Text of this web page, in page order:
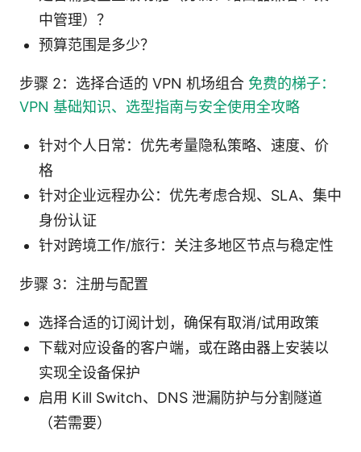
中管理）？
预算范围是多少？
步骤 2：选择合适的 VPN 机场组合 免费的梯子：
VPN 基础知识、选型指南与安全使用全攻略
针对个人日常：优先考量隐私策略、速度、价
格
针对企业远程办公：优先考虑合规、SLA、集中
身份认证
针对跨境工作/旅行：关注多地区节点与稳定性
步骤 3：注册与配置
选择合适的订阅计划，确保有取消/试用政策
下载对应设备的客户端，或在路由器上安装以
实现全设备保护
启用 Kill Switch、DNS 泄漏防护与分割隧道
（若需要）